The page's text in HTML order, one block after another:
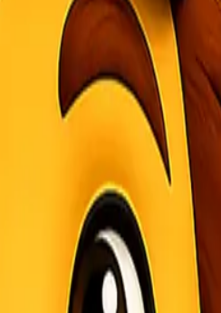
menjaga kondisi suhu
Packing yang rapat dapat